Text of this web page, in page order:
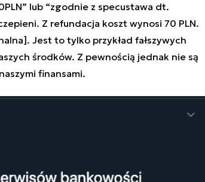
lub “zgodnie z specustawa dt.
Z refundacja koszt wynosi 70 PLN.
Jest to tylko przykład fałszywych
środków. Z pewnością jednak nie są
finansami.